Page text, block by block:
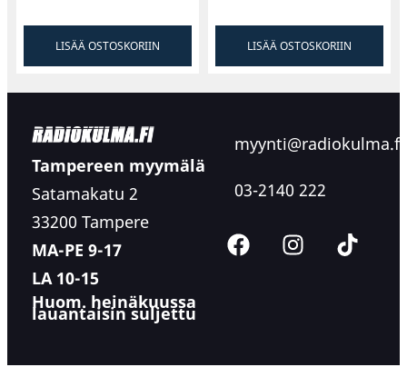
LISÄÄ OSTOSKORIIN LISÄÄ OSTOSKORIIN
Tampereen myymälä
Satamakatu 2
33200 Tampere
MA-PE 9-17
LA 10-15
Huom. heinäkuussa
lauantaisin suljettu
myynti@radiokulma.fi
03-2140 222